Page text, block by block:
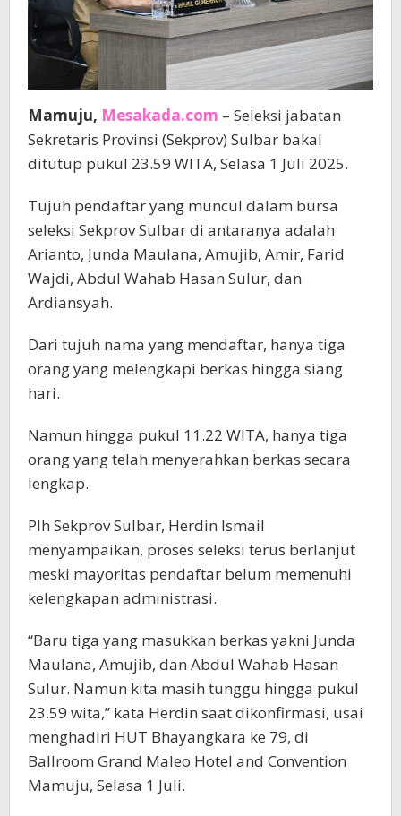
Mamuju, Mesakada.com – Seleksi jabatan
Sekretaris Provinsi (Sekprov) Sulbar bakal
ditutup pukul 23.59 WITA, Selasa 1 Juli 2025.
Tujuh pendaftar yang muncul dalam bursa
seleksi Sekprov Sulbar di antaranya adalah
Arianto, Junda Maulana, Amujib, Amir, Farid
Wajdi, Abdul Wahab Hasan Sulur, dan
Ardiansyah.
Dari tujuh nama yang mendaftar, hanya tiga
orang yang melengkapi berkas hingga siang
hari.
Namun hingga pukul 11.22 WITA, hanya tiga
orang yang telah menyerahkan berkas secara
lengkap.
Plh Sekprov Sulbar, Herdin Ismail
menyampaikan, proses seleksi terus berlanjut
meski mayoritas pendaftar belum memenuhi
kelengkapan administrasi.
“Baru tiga yang masukkan berkas yakni Junda
Maulana, Amujib, dan Abdul Wahab Hasan
Sulur. Namun kita masih tunggu hingga pukul
23.59 wita,” kata Herdin saat dikonfirmasi, usai
menghadiri HUT Bhayangkara ke 79, di
Ballroom Grand Maleo Hotel and Convention
Mamuju, Selasa 1 Juli.